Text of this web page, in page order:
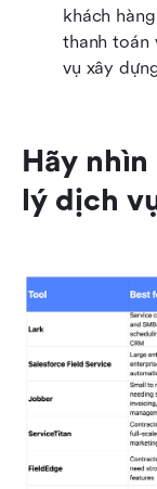
khách
thanh toán
vụ xây
Hãy
lý dịch